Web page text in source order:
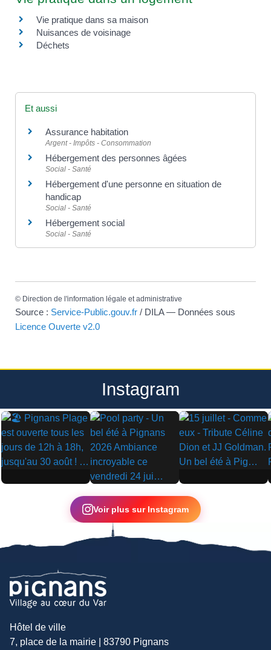
Vie pratique dans sa maison
Nuisances de voisinage
Déchets
Et aussi
Assurance habitation
Argent - Impôts - Consommation
Hébergement des personnes âgées
Social - Santé
Hébergement d'une personne en situation de
handicap
Social - Santé
Hébergement social
Social - Santé
© Direction de l'information légale et administrative
Source : Service-Public.gouv.fr / DILA — Données sous
Licence Ouverte v2.0
Instagram
▶
▶
▶
Voir plus sur Instagram
Hôtel de ville
7, place de la mairie | 83790 Pignans